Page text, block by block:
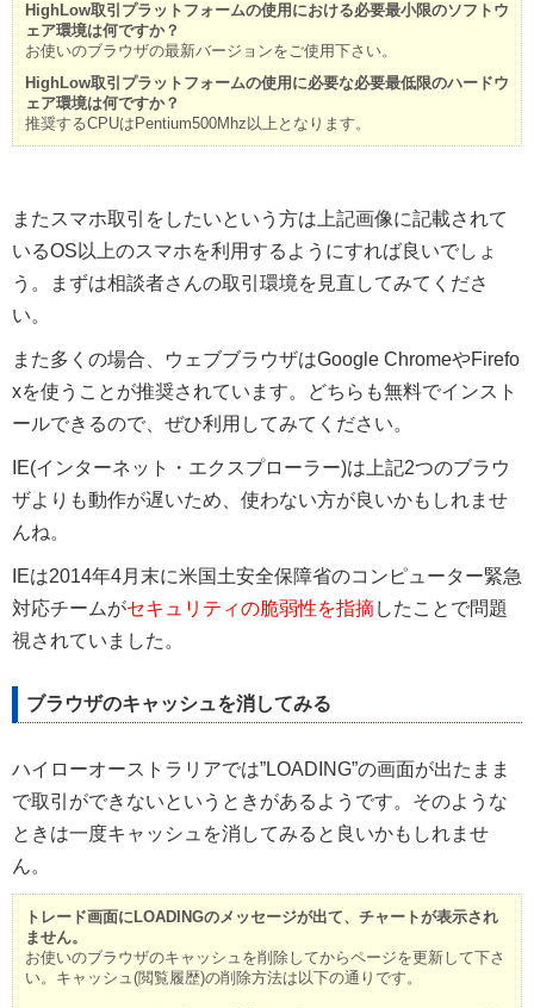
HighLow取引プラットフォームの使用における必要最小限のソフトウ
ェア環境は何ですか？
お使いのブラウザの最新バージョンをご使用下さい。
HighLow取引プラットフォームの使用に必要な必要最低限のハードウ
ェア環境は何ですか？
推奨するCPUはPentium500Mhz以上となります。
またスマホ取引をしたいという方は上記画像に記載されて
いるOS以上のスマホを利用するようにすれば良いでしょ
う。まずは相談者さんの取引環境を見直してみてくださ
い。
また多くの場合、ウェブブラウザはGoogle ChromeやFirefo
xを使うことが推奨されています。どちらも無料でインスト
ールできるので、ぜひ利用してみてください。
IE(インターネット・エクスプローラー)は上記2つのブラウ
ザよりも動作が遅いため、使わない方が良いかもしれませ
んね。
IEは2014年4月末に米国土安全保障省のコンピューター緊急
対応チームがセキュリティの脆弱性を指摘したことで問題
視されていました。
ブラウザのキャッシュを消してみる
ハイローオーストラリアでは”LOADING”の画面が出たまま
で取引ができないというときがあるようです。そのような
ときは一度キャッシュを消してみると良いかもしれませ
ん。
トレード画面にLOADINGのメッセージが出て、チャートが表示され
ません。
お使いのブラウザのキャッシュを削除してからページを更新して下さ
い。キャッシュ(閲覧履歴)の削除方法は以下の通りです。